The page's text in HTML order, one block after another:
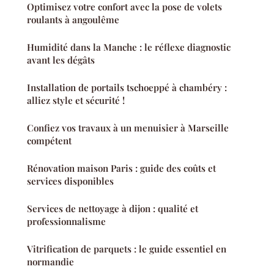
Optimisez votre confort avec la pose de volets
roulants à angoulême
Humidité dans la Manche : le réflexe diagnostic
avant les dégâts
Installation de portails tschoeppé à chambéry :
alliez style et sécurité !
Confiez vos travaux à un menuisier à Marseille
compétent
Rénovation maison Paris : guide des coûts et
services disponibles
Services de nettoyage à dijon : qualité et
professionnalisme
Vitrification de parquets : le guide essentiel en
normandie